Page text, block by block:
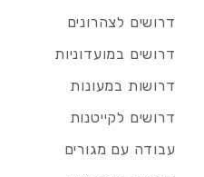
דרושים לצהרונים
דרושים במועדוניות
דרושות במעונות
דרושים לקייטנות
עבודה עם מגורים